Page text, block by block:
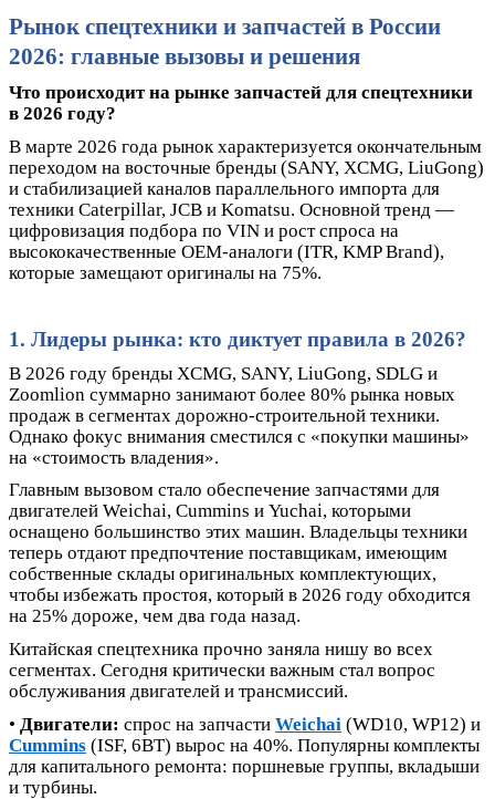
Рынок спецтехники и запчастей в России
2026: главные вызовы и решения
Что происходит на рынке запчастей для спецтехники
в 2026 году?
В марте 2026 года рынок характеризуется окончательным
переходом на восточные бренды (SANY, XCMG, LiuGong)
и стабилизацией каналов параллельного импорта для
техники Caterpillar, JCB и Komatsu. Основной тренд —
цифровизация подбора по VIN и рост спроса на
высококачественные OEM-аналоги (ITR, KMP Brand),
которые замещают оригиналы на 75%.
1. Лидеры рынка: кто диктует правила в 2026?
В 2026 году бренды XCMG, SANY, LiuGong, SDLG и
Zoomlion суммарно занимают более 80% рынка новых
продаж в сегментах дорожно-строительной техники.
Однако фокус внимания сместился с «покупки машины»
на «стоимость владения».
Главным вызовом стало обеспечение запчастями для
двигателей Weichai, Cummins и Yuchai, которыми
оснащено большинство этих машин. Владельцы техники
теперь отдают предпочтение поставщикам, имеющим
собственные склады оригинальных комплектующих,
чтобы избежать простоя, который в 2026 году обходится
на 25% дороже, чем два года назад.
Китайская спецтехника прочно заняла нишу во всех
сегментах. Сегодня критически важным стал вопрос
обслуживания двигателей и трансмиссий.
• Двигатели: спрос на запчасти Weichai (WD10, WP12) и
Cummins (ISF, 6BT) вырос на 40%. Популярны комплекты
для капитального ремонта: поршневые группы, вкладыши
и турбины.